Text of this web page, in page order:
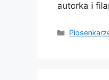
autorka i
Categories